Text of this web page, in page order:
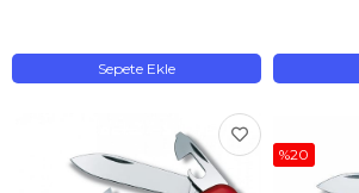
Sepete Ekle
%20